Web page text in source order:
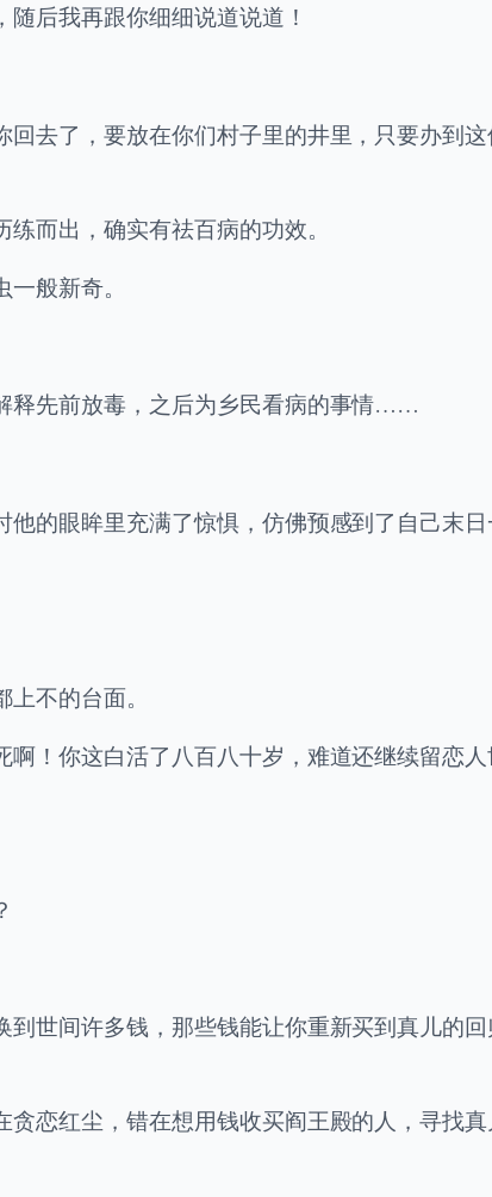
后我再跟你细细说道说道！
去了，要放在你们村子里的井里，只要办到
而出，确实有祛百病的功效。
般新奇。
释先前放毒，之后为乡民看病的事情……
的眼眸里充满了惊惧，仿佛预感到了自己末日
不的台面。
！你这白活了八百八十岁，难道还继续留恋
世间许多钱，那些钱能让你重新买到真儿的
恋红尘，错在想用钱收买阎王殿的人，寻找真